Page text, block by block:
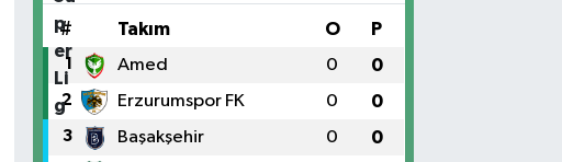
# Takım O P
1 Amed 0 0
2 Erzurumspor FK 0 0
3 Başakşehir 0 0